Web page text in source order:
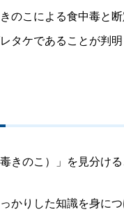
こによる食中毒と断
ケであることが判明
きのこ）」を見分
りした知識を身に